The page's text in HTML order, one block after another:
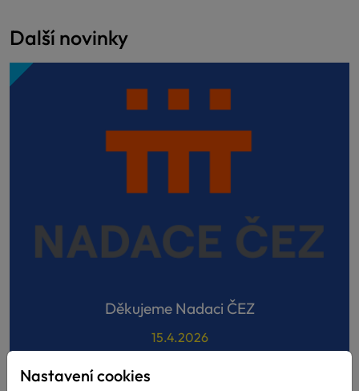
Další novinky
Děkujeme Nadaci ČEZ
15.4.2026
Díky podpoře Nadace ČEZ můžeme dál pomáhat tam,
Nastavení cookies